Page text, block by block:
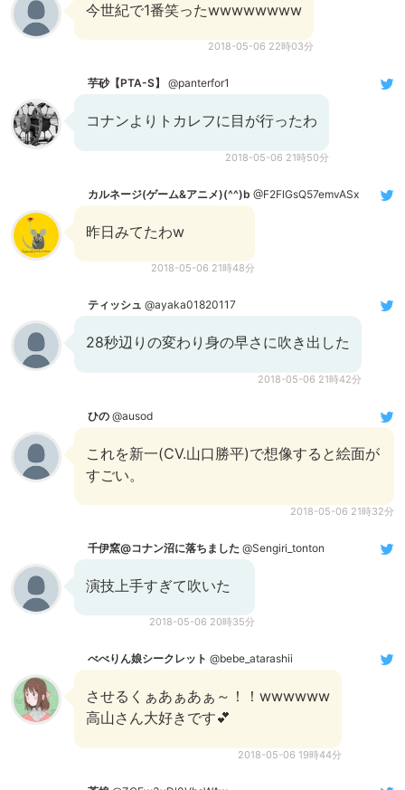
今世紀で1番笑ったwwwwwwww
2018-05-06 22時03分
芋砂【PTA-S】 @panterfor1
コナンよりトカレフに目が行ったわ
2018-05-06 21時50分
カルネージ(ゲーム&アニメ)(^^)b @F2FlGsQ57emvASx
昨日みてたわw
2018-05-06 21時48分
ティッシュ @ayaka01820117
28秒辺りの変わり身の早さに吹き出した
2018-05-06 21時42分
ひの @ausod
これを新一(CV.山口勝平)で想像すると絵面が
すごい。
2018-05-06 21時32分
千伊窯@コナン沼に落ちました @Sengiri_tonton
演技上手すぎて吹いた
2018-05-06 20時35分
べべりん娘シークレット @bebe_atarashii
させるくぁあぁあぁ～！！wwwwww
高山さん大好きです💕
2018-05-06 19時44分